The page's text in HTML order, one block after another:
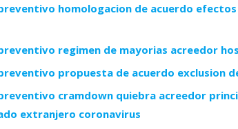
homologacion de acuerdo
regimen de mayorias acreedor
propuesta de acuerdo
cramdown quiebra acreedor
extranjero coronavirus